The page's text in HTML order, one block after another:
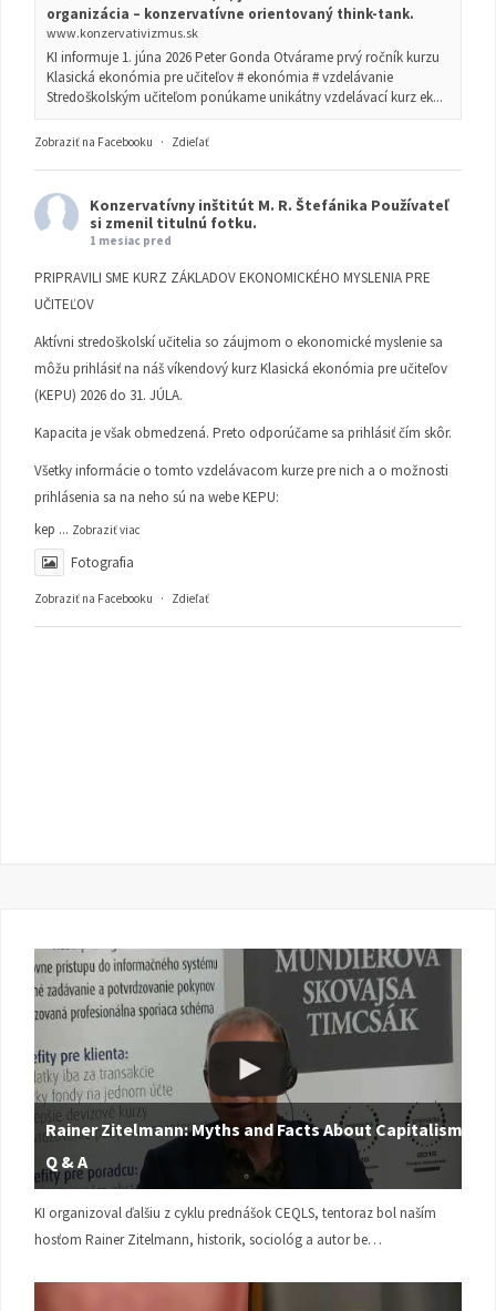
organizácia – konzervatívne orientovaný think-tank.
www.konzervativizmus.sk
KI informuje 1. júna 2026 Peter Gonda Otvárame prvý ročník kurzu
Klasická ekonómia pre učiteľov # ekonómia # vzdelávanie
Stredoškolským učiteľom ponúkame unikátny vzdelávací kurz ek...
Zobraziť na Facebooku · Zdieľať
Konzervatívny inštitút M. R. Štefánika Používateľ
si zmenil titulnú fotku.
1 mesiac pred
PRIPRAVILI SME KURZ ZÁKLADOV EKONOMICKÉHO MYSLENIA PRE
UČITEĽOV
Aktívni stredoškolskí učitelia so záujmom o ekonomické myslenie sa
môžu prihlásiť na náš víkendový kurz Klasická ekonómia pre učiteľov
(KEPU) 2026 do 31. JÚLA.
Kapacita je však obmedzená. Preto odporúčame sa prihlásiť čím skôr.
Všetky informácie o tomto vzdelávacom kurze pre nich a o možnosti
prihlásenia sa na neho sú na webe KEPU:
kep ... Zobraziť viac
Fotografia
Zobraziť na Facebooku · Zdieľať
Rainer Zitelmann: Myths and Facts About Capitalism |
Q & A
KI organizoval ďalšiu z cyklu prednášok CEQLS, tentoraz bol naším
hosťom Rainer Zitelmann, historik, sociológ a autor be…